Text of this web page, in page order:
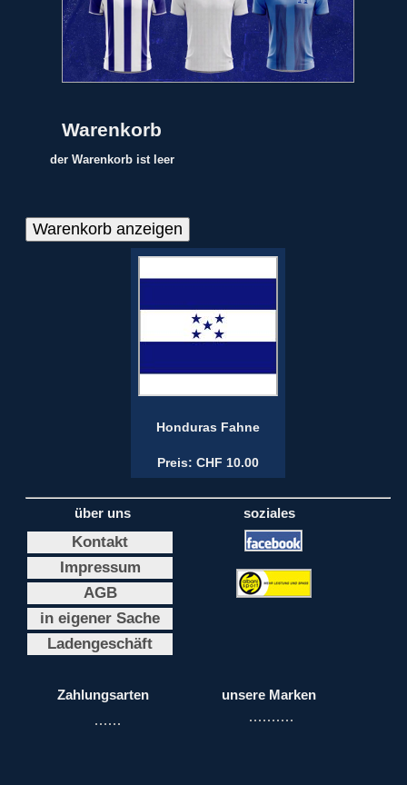
Warenkorb
der Warenkorb ist leer
Honduras Fahne
Preis: CHF 10.00
über uns
Kontakt
Impressum
AGB
in eigener Sache
Ladengeschäft
soziales
Zahlungsarten unsere Marken